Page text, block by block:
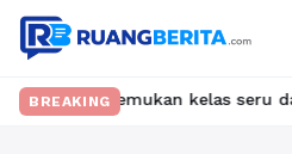
BREAKING
Temukan kelas seru dan